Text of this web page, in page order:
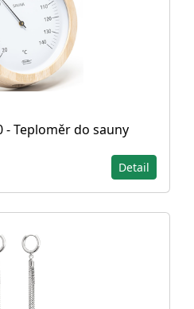
- Teploměr do sauny
Detail